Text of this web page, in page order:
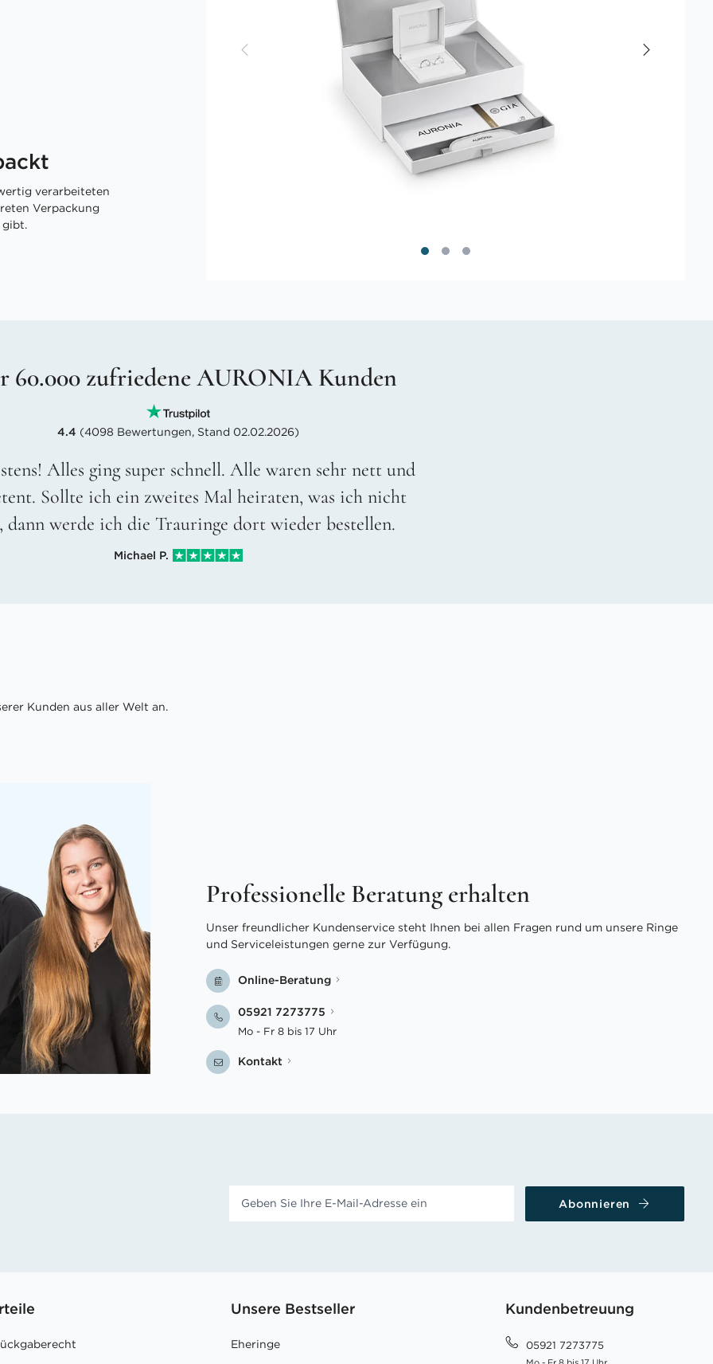
verarbeiteten
Verpackung
gibt.
60.000 zufriedene AURONIA Kunden
4.4 (4098 Bewertungen, Stand 02.02.2026)
Alles ging super schnell. Alle waren sehr nett und
Sollte ich ein zweites Mal heiraten, was ich nicht
dann werde ich die Trauringe dort wieder bestellen.
Michael P.
Kunden aus aller Welt an.
Professionelle Beratung erhalten
Unser freundlicher Kundenservice steht Ihnen bei allen Fragen rund um unsere Ringe
und Serviceleistungen gerne zur Verfügung.
Online-Beratung
05921 7273775
Mo - Fr 8 bis 17 Uhr
Kontakt
Abonnieren
Unsere Bestseller
Eheringe
Kundenbetreuung
05921 7273775